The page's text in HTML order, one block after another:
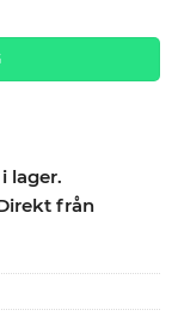
lager.
från